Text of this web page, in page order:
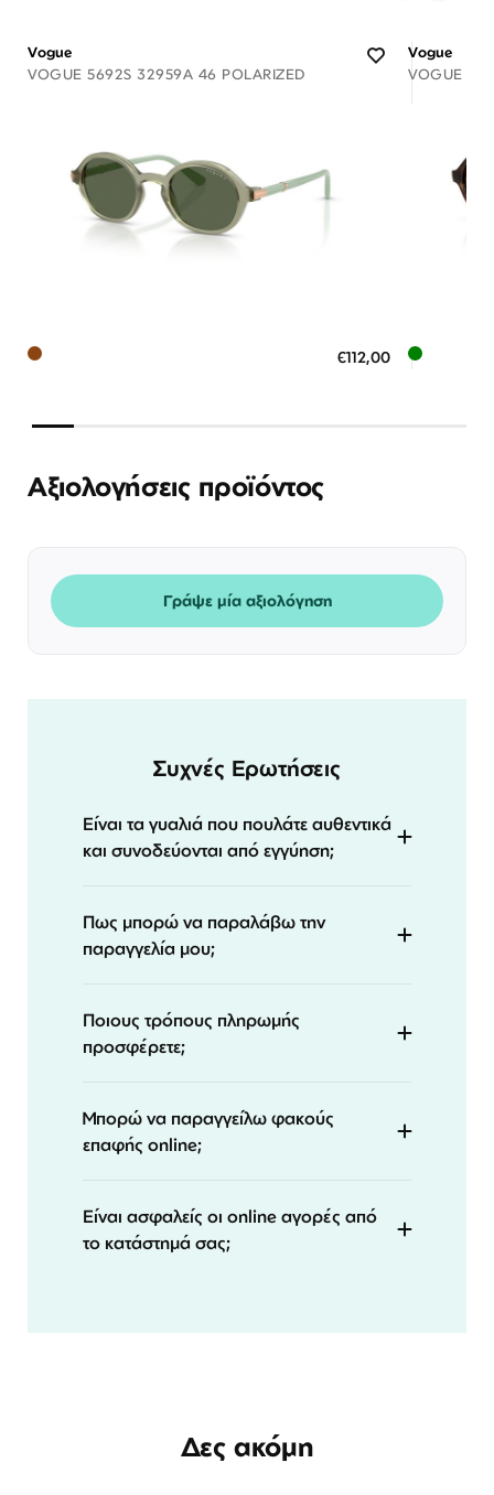
Vogue
VOGUE 5692S 32959A 46 POLARIZED
€112,00
Vogue
VOGUE
Αξιολογήσεις προϊόντος
Γράψε μία αξιολόγηση
Συχνές Ερωτήσεις
Είναι τα γυαλιά που πουλάτε αυθεντικά
και συνοδεύονται από εγγύηση;
Πως μπορώ να παραλάβω την
παραγγελία μου;
Ποιους τρόπους πληρωμής
προσφέρετε;
Μπορώ να παραγγείλω φακούς
επαφής online;
Είναι ασφαλείς οι online αγορές από
το κατάστημά σας;
Δες ακόμη